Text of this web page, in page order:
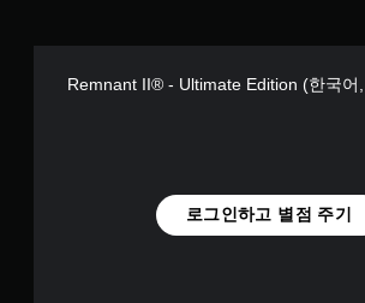
Remnant II® - Ultimate Edition (한국어
로그인하고 별점 주기